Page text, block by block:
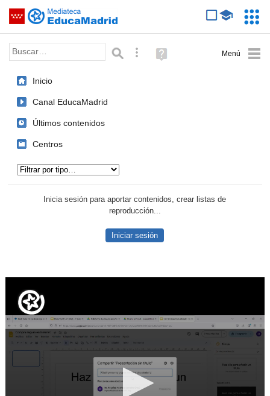
Saltar navegación
Palabra o frase: Búsqueda avanzada
Ayuda
(en
Inicio
Canal EducaMadrid
Últimos contenidos
Centros
Inicia sesión para aportar contenidos, crear listas de
reproducción...
Iniciar sesión